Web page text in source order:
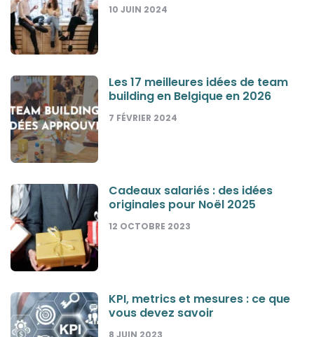
10 JUIN 2024
Les 17 meilleures idées de team
building en Belgique en 2026
7 FÉVRIER 2024
Cadeaux salariés : des idées
originales pour Noël 2025
12 OCTOBRE 2023
KPI, metrics et mesures : ce que
vous devez savoir